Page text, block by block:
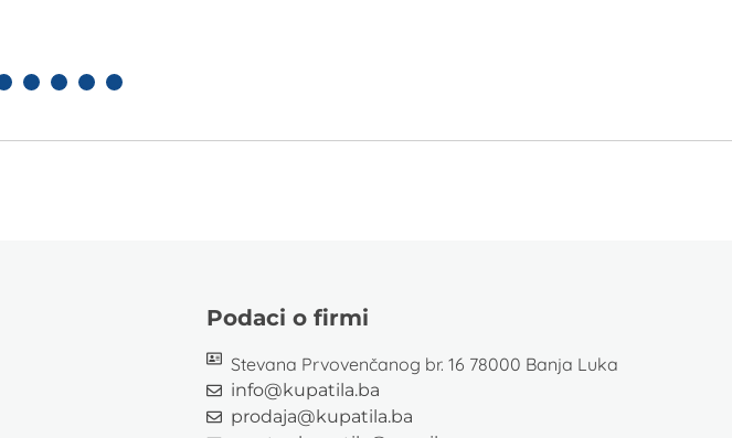
Podaci o firmi
Stevana Prvovenčanog br. 16 78000 Banja Luka
info@kupatila.ba
prodaja@kupatila.ba